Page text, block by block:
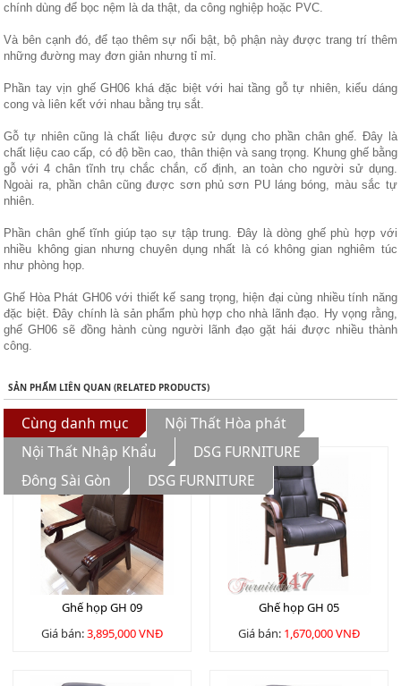
chính dùng để bọc nệm là da thật, da công nghiệp hoặc PVC.
Và bên cạnh đó, để tạo thêm sự nổi bật, bộ phận này được trang trí thêm
những đường may đơn giản nhưng tỉ mỉ.
Phần tay vịn ghế GH06 khá đặc biệt với hai tầng gỗ tự nhiên, kiểu dáng
cong và liên kết với nhau bằng trụ sắt.
Gỗ tự nhiên cũng là chất liệu được sử dụng cho phần chân ghế. Đây là
chất liệu cao cấp, có độ bền cao, thân thiện và sang trọng. Khung ghế bằng
gỗ với 4 chân tĩnh trụ chắc chắn, cố định, an toàn cho người sử dụng.
Ngoài ra, phần chân cũng được sơn phủ sơn PU láng bóng, màu sắc tự
nhiên.
Phần chân ghế tĩnh giúp tạo sự tập trung. Đây là dòng ghế phù hợp với
nhiều không gian nhưng chuyên dụng nhất là có không gian nghiêm túc
như phòng họp.
Ghế Hòa Phát GH06 với thiết kế sang trọng, hiện đại cùng nhiều tính năng
đặc biệt. Đây chính là sản phẩm phù hợp cho nhà lãnh đạo. Hy vọng rằng,
ghế GH06 sẽ đồng hành cùng người lãnh đạo gặt hái được nhiều thành
công.
SẢN PHẨM LIÊN QUAN (RELATED PRODUCTS)
Cùng danh mục
Nội Thất Hòa phát
Nội Thất Nhập Khẩu
DSG FURNITURE
Đông Sài Gòn
DSG FURNITURE
Ghế họp GH 09
Giá bán:3,895,000 VNĐ
Ghế họp GH 05
Giá bán: 1,670,000 VNĐ